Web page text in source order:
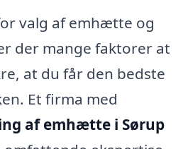
valg af emhætte og
der mange faktorer at
at du får den bedste
Et firma med
af emhætte i Sørup